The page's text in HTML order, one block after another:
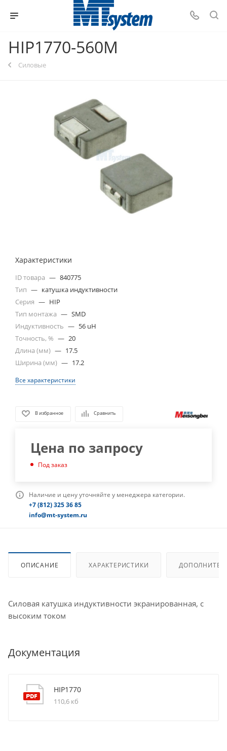
HIP1770-560M
Силовые
Характеристики
ID товара — 840775
Тип — катушка индуктивности
Серия — HIP
Тип монтажа — SMD
Индуктивность — 56 uH
Точность, % — 20
Длина (мм) — 17.5
Ширина (мм) — 17.2
Все характеристики
В избранное Сравнить
Цена по запросу
Под заказ
Наличие и цену уточняйте у менеджера категории.
+7 (812) 325 36 85
info@mt-system.ru
ОПИСАНИЕ ХАРАКТЕРИСТИКИ
Силовая катушка индуктивности экранированная, с
высоким током
Документация
HIP1770
110,6 кб